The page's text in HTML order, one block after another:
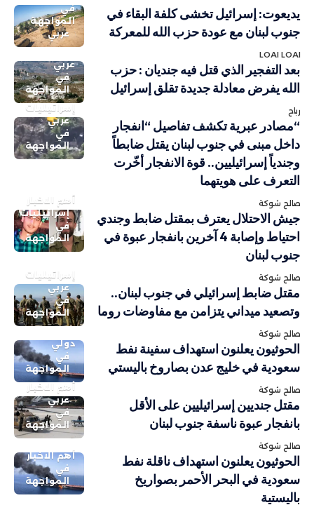
في
المواجهة
عربي
يديعوت: إسرائيل تخشى كلفة البقاء في
جنوب لبنان مع عودة حزب الله للمعركة
LOAI LOAI
عربي
في
المواجهة
بعد التفجير الذي قتل فيه جنديان : حزب
الله يفرض معادلة جديدة تقلق إسرائيل
رباح
إسرائيليات
عربي
في
المواجهة
“مصادر عبرية تكشف تفاصيل “انفجار
داخل مبنى في جنوب لبنان يقتل ضابطاً
وجندياً إسرائيليين.. قوة الانفجار أخّرت
التعرف على هويتهما
صالح شوكة
أهم الاخبار
إسرائيليات
في
المواجهة
جيش الاحتلال يعترف بمقتل ضابط وجندي
احتياط وإصابة 4 آخرين بانفجار عبوة في
جنوب لبنان
صالح شوكة
إسرائيليات
عربي
في
المواجهة
مقتل ضابط إسرائيلي في جنوب لبنان..
وتصعيد ميداني يتزامن مع مفاوضات روما
صالح شوكة
دولي
في
المواجهة
الحوثيون يعلنون استهداف سفينة نفط
سعودية في خليج عدن بصاروخ باليستي
صالح شوكة
أهم الاخبار
عربي
في
المواجهة
مقتل جنديين إسرائيليين على الأقل
بانفجار عبوة ناسفة جنوب لبنان
صالح شوكة
أهم الاخبار
في
المواجهة
الحوثيون يعلنون استهداف ناقلة نفط
سعودية في البحر الأحمر بصواريخ
باليستية